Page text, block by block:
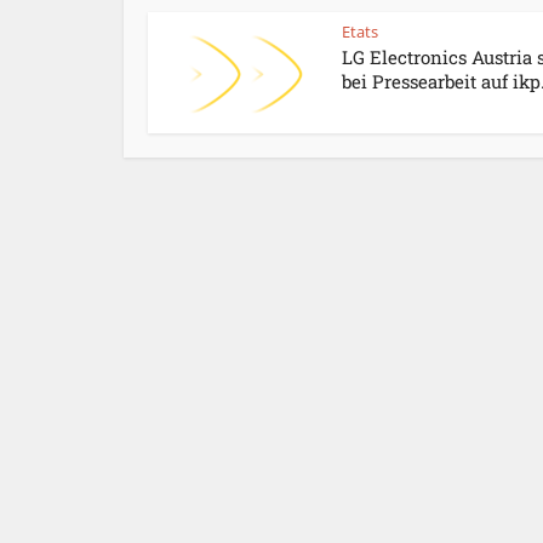
Etats
LG Electronics Austria
bei Pressearbeit auf